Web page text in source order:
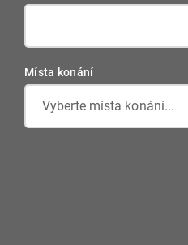
Místa konání
Vyberte místa konání...